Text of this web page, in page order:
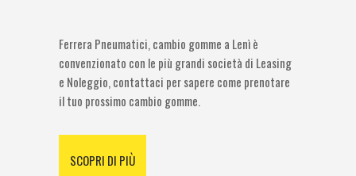
Ferrera Pneumatici, cambio gomme a Lenì è
convenzionato con le più grandi società di Leasing
e Noleggio, contattaci per sapere come prenotare
il tuo prossimo cambio gomme.
SCOPRI DI PIÙ